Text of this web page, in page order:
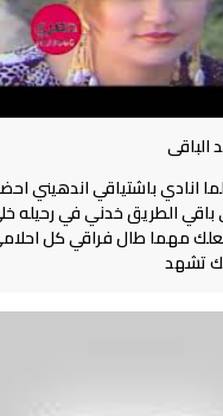
الباقى
انادي باشتياقي اندهيني
الطريق خدني في رحيله
مهما طال فراقي كل
تشهد